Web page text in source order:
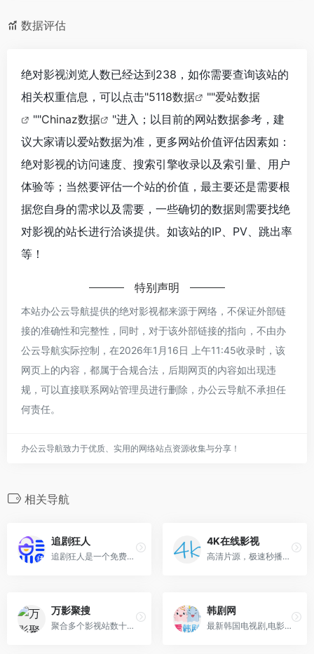
数据评估
绝对影视浏览人数已经达到238，如你需要查询该站的
相关权重信息，可以点击"5118数据 ""爱站数据
""Chinaz数据
"进入；以目前的网站数据参考，建
议大家请以爱站数据为准，更多网站价值评估因素如：
绝对影视的访问速度、搜索引擎收录以及索引量、用户
体验等；当然要评估一个站的价值，最主要还是需要根
据您自身的需求以及需要，一些确切的数据则需要找绝
对影视的站长进行洽谈提供。如该站的IP、PV、跳出率
等！
特别声明
本站办公云导航提供的绝对影视都来源于网络，不保证外部链
接的准确性和完整性，同时，对于该外部链接的指向，不由办
公云导航实际控制，在2026年1月16日 上午11:45收录时，该
网页上的内容，都属于合规合法，后期网页的内容如出现违
规，可以直接联系网站管理员进行删除，办公云导航不承担任
何责任。
办公云导航致力于优质、实用的网络站点资源收集与分享！
相关导航
追剧狂人
追剧狂人是一个免费为广大追剧迷提供在线播放的影视站，涵盖大量免费的VIP电视剧资源、最新上映大片、好看的综艺节目及动漫视频，是一个播放速度快，资源多的免费影视网站
4K在线影视
高清片源，极速秒播，干净无广，每日更新。
万影聚搜
聚合多个影视站数十万资源提供播放，不用担心搜不到资源
韩剧网
最新韩国电视剧,电影,综艺,韩剧TV